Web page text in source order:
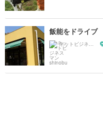
飯能をドライブ